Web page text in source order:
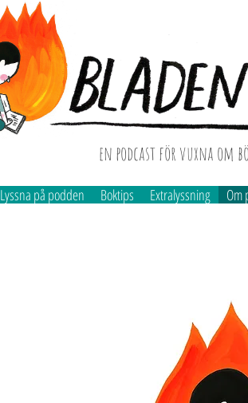
en podcast för vuxna om
Lyssna på podden Boktips Extralyssning Om